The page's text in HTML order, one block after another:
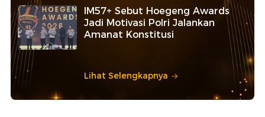
IM57+ Sebut Hoegeng Awards
Jadi Motivasi Polri Jalankan
Amanat Konstitusi
Lihat Selengkapnya